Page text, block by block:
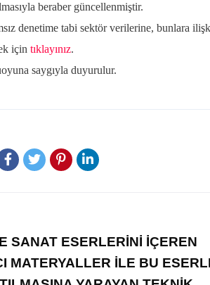
beraber güncellenmiştir.
denetime tabi sektör verilerine, bunlara
için tıklayınız.
saygıyla duyurulur.
SANAT ESERLERİNİ İÇEREN
MATERYALLER İLE BU